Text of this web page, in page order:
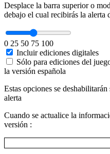
Desplace la barra superior o
debajo el cual recibirás la alerta
0 25 50 75 100
Incluir ediciones digitales
Sólo para ediciones del
la versión española
Estas opciones se
alerta
Cuando se actualice la
versión :